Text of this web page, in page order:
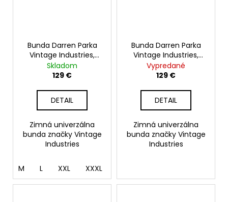
Bunda Darren Parka
Vintage Industries,
čierna
Skladom
129 €
DETAIL
Zimná univerzálna
bunda značky Vintage
Industries
M L XXL XXXL
Bunda Darren Parka
Vintage Industries,
dark olive
Vypredané
129 €
DETAIL
Zimná univerzálna
bunda značky Vintage
Industries